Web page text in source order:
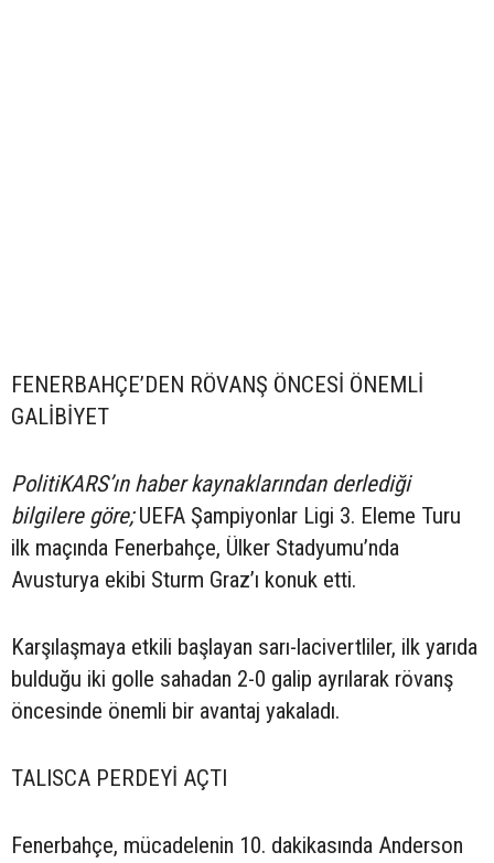
FENERBAHÇE’DEN RÖVANŞ ÖNCESİ ÖNEMLİ
GALİBİYET
PolitiKARS’ın haber kaynaklarından derlediği
bilgilere göre;UEFA Şampiyonlar Ligi 3. Eleme Turu
ilk maçında Fenerbahçe, Ülker Stadyumu’nda
Avusturya ekibi Sturm Graz’ı konuk etti.
Karşılaşmaya etkili başlayan sarı-lacivertliler, ilk yarıda
bulduğu iki golle sahadan 2-0 galip ayrılarak rövanş
öncesinde önemli bir avantaj yakaladı.
TALISCA PERDEYİ AÇTI
Fenerbahçe, mücadelenin 10. dakikasında Anderson